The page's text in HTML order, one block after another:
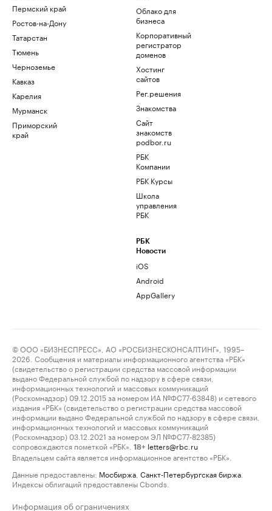
Пермский край
Ростов-на-Дону
Татарстан
Тюмень
Черноземье
Кавказ
Карелия
Мурманск
Приморский
край
Облако для
бизнеса
Корпоративный
регистратор
доменов
Хостинг
сайтов
Рег.решения
Знакомства
Сайт
знакомств
podbor.ru
РБК
Компании
РБК Курсы
Школа
управления
РБК
РБК
Новости
iOS
Android
AppGallery
© ООО «БИЗНЕСПРЕСС», АО «РОСБИЗНЕСКОНСАЛТИНГ», 1995–
2026. Сообщения и материалы информационного агентства «РБК»
(свидетельство о регистрации средства массовой информации
выдано Федеральной службой по надзору в сфере связи,
информационных технологий и массовых коммуникаций
(Роскомнадзор) 09.12.2015 за номером ИА №ФС77-63848) и сетевого
издания «РБК» (свидетельство о регистрации средства массовой
информации выдано Федеральной службой по надзору в сфере связи,
информационных технологий и массовых коммуникаций
(Роскомнадзор) 03.12.2021 за номером ЭЛ №ФС77-82385)
сопровождаются пометкой «РБК».
18+ letters@rbc.ru
Владельцем сайта является информационное агентство «РБК».
Данные предоставлены: Мосбиржа Санкт-Петербургская биржа
Индексы облигаций предоставлены Cbonds.
Информация об ограничениях